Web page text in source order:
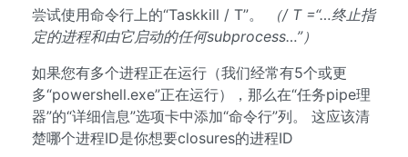
尝试使用命令行上的“Taskkill / T”。
（/ T =“…终止指
定的进程和由它启动的任何subprocess…”）
如果您有多个进程正在运行（我们经常有5个或更
多“powershell.exe”正在运行），那么在“任务pipe理
器”的“详细信息”选项卡中添加“命令行”列。 这应该清
楚哪个进程ID是你想要closures的进程ID